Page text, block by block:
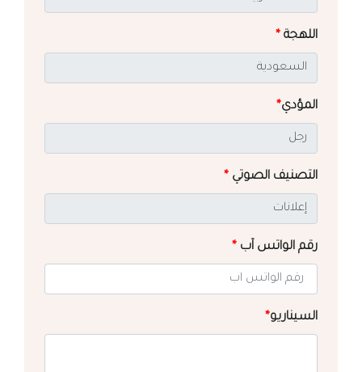
اللهجة *
المؤدي*
التصنيف الصوتي *
رقم الواتس آب *
السيناريو*